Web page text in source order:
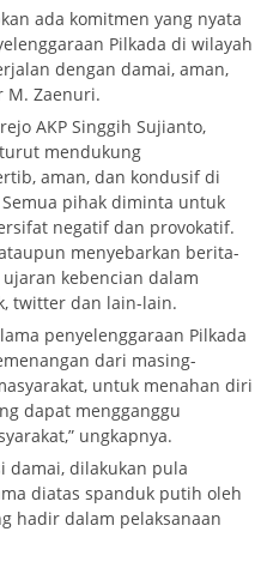
ada komitmen yang nyata
Pilkada di wilayah
dengan damai, aman,
M. Zaenuri.
AKP Singgih Sujianto,
mendukung
aman, dan kondusif di
pihak diminta untuk
negatif dan provokatif.
menyebarkan berita-
kebencian dalam
twitter dan lain-lain.
penyelenggaraan Pilkada
dari masing-
untuk menahan diri
dapat mengganggu
ungkapnya.
damai, dilakukan pula
diatas spanduk putih oleh
hadir dalam pelaksanaan